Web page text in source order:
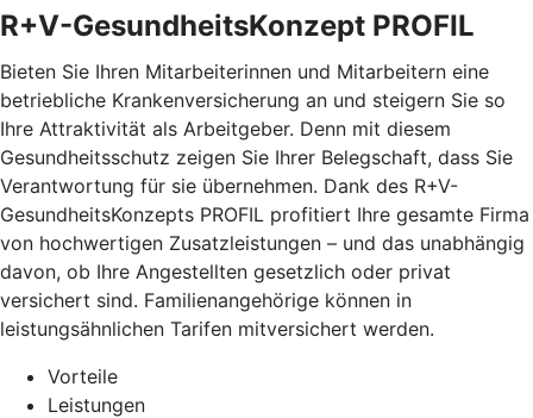
R+V-GesundheitsKonzept PROFIL
Bieten Sie Ihren Mitarbeiterinnen und Mitarbeitern eine
betriebliche Krankenversicherung an und steigern Sie so
Ihre Attraktivität als Arbeitgeber. Denn mit diesem
Gesundheitsschutz zeigen Sie Ihrer Belegschaft, dass Sie
Verantwortung für sie übernehmen. Dank des R+V-
GesundheitsKonzepts PROFIL profitiert Ihre gesamte Firma
von hochwertigen Zusatzleistungen – und das unabhängig
davon, ob Ihre Angestellten gesetzlich oder privat
versichert sind. Familienangehörige können in
leistungsähnlichen Tarifen mitversichert werden.
Vorteile
Leistungen